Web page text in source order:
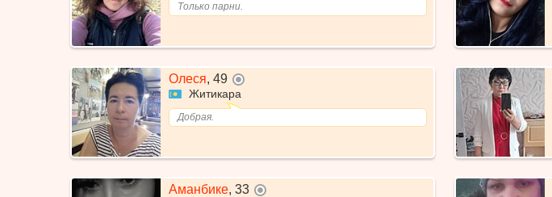
Только парни.
Олеся, 49
Житикара
Добрая.
Аманбике, 33